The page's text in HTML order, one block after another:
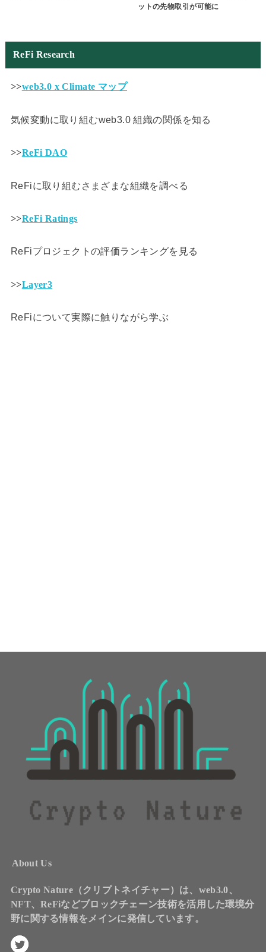
ットの先物取引が可能に
ReFi Research
>>web3.0 x Climate マップ
気候変動に取り組むweb3.0 組織の関係を知る
>>ReFi DAO
ReFiに取り組むさまざまな組織を調べる
>>ReFi Ratings
ReFiプロジェクトの評価ランキングを見る
>>Layer3
ReFiについて実際に触りながら学ぶ
About Us
Crypto Nature（クリプトネイチャー）は、web3.0、
NFT、ReFiなどブロックチェーン技術を活用した環境分
野に関する情報をメインに発信しています。